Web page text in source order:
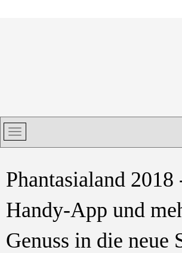
Phantasialand
Handy-App und
Genuss in die neue